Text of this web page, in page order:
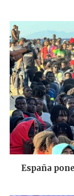
España